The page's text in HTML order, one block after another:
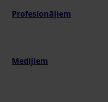
Profesionāļiem
Medijiem